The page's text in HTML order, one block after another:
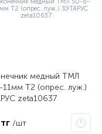
медный ТМЛ
Т2 (опрес. луж.)
zeta10637
/шт